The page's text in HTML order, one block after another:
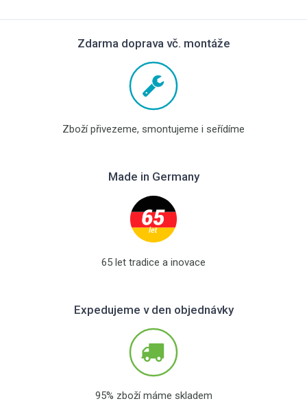
Zdarma doprava vč. montáže
Zboží přivezeme, smontujeme i seřídíme
Made in Germany
65 let tradice a inovace
Expedujeme v den objednávky
95% zboží máme skladem